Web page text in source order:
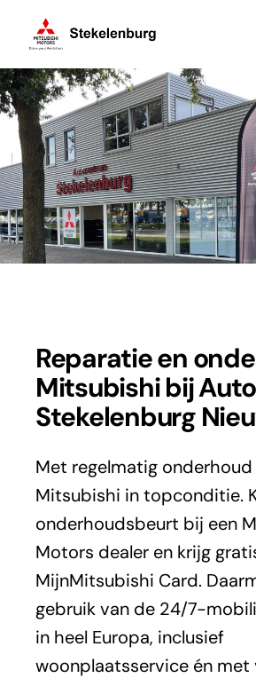
naar
inhoud
Reparatie en
Mitsubishi bij
Stekelenburg
Met regelmatig
Mitsubishi in topconditie.
onderhoudsbeurt bij een
Motors dealer en krijg
MijnMitsubishi Card.
gebruik van de 24/7-
in heel Europa, inclusief
woonplaatsservice én met